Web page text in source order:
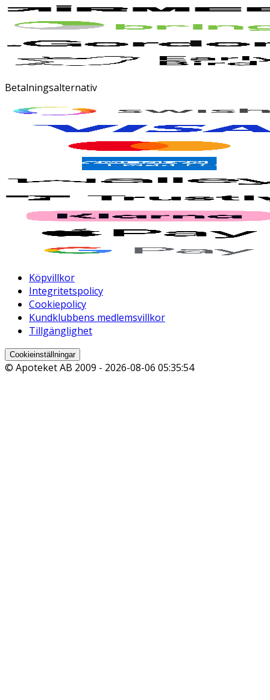
Betalningsalternativ
Köpvillkor
Integritetspolicy
Cookiepolicy
Kundklubbens medlemsvillkor
Tillgänglighet
Cookieinställningar
© Apoteket AB 2009 - 2026-08-06 05:35:54